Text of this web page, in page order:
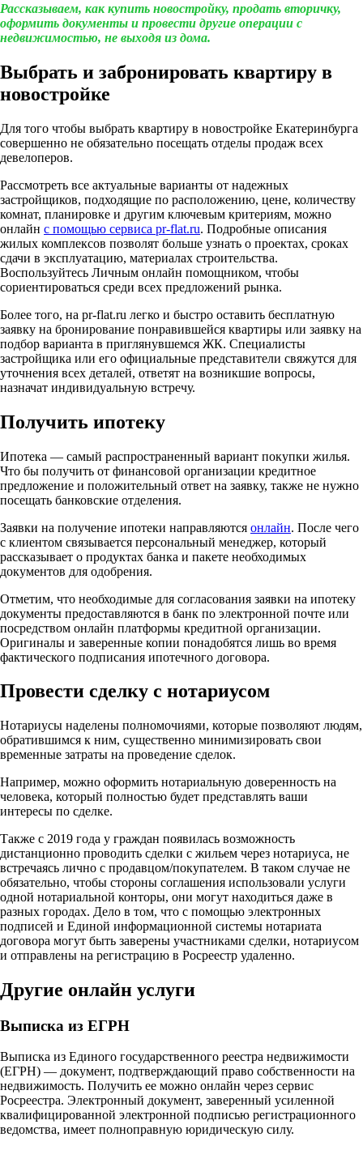
Рассказываем, как купить новостройку, продать вторичку,
оформить документы и провести другие операции с
недвижимостью, не выходя из дома.
Выбрать и забронировать квартиру в
новостройке
Для того чтобы выбрать квартиру в новостройке Екатеринбурга
совершенно не обязательно посещать отделы продаж всех
девелоперов.
Рассмотреть все актуальные варианты от надежных
застройщиков, подходящие по расположению, цене, количеству
комнат, планировке и другим ключевым критериям, можно
онлайн с помощью сервиса pr-flat.ru. Подробные описания
жилых комплексов позволят больше узнать о проектах, сроках
сдачи в эксплуатацию, материалах строительства.
Воспользуйтесь Личным онлайн помощником, чтобы
сориентироваться среди всех предложений рынка.
Более того, на pr-flat.ru легко и быстро оставить бесплатную
заявку на бронирование понравившейся квартиры или заявку на
подбор варианта в приглянувшемся ЖК. Специалисты
застройщика или его официальные представители свяжутся для
уточнения всех деталей, ответят на возникшие вопросы,
назначат индивидуальную встречу.
Получить ипотеку
Ипотека — самый распространенный вариант покупки жилья.
Что бы получить от финансовой организации кредитное
предложение и положительный ответ на заявку, также не нужно
посещать банковские отделения.
Заявки на получение ипотеки направляются онлайн. После чего
с клиентом связывается персональный менеджер, который
рассказывает о продуктах банка и пакете необходимых
документов для одобрения.
Отметим, что необходимые для согласования заявки на ипотеку
документы предоставляются в банк по электронной почте или
посредством онлайн платформы кредитной организации.
Оригиналы и заверенные копии понадобятся лишь во время
фактического подписания ипотечного договора.
Провести сделку с нотариусом
Нотариусы наделены полномочиями, которые позволяют людям,
обратившимся к ним, существенно минимизировать свои
временные затраты на проведение сделок.
Например, можно оформить нотариальную доверенность на
человека, который полностью будет представлять ваши
интересы по сделке.
Также с 2019 года у граждан появилась возможность
дистанционно проводить сделки с жильем через нотариуса, не
встречаясь лично с продавцом/покупателем. В таком случае не
обязательно, чтобы стороны соглашения использовали услуги
одной нотариальной конторы, они могут находиться даже в
разных городах. Дело в том, что с помощью электронных
подписей и Единой информационной системы нотариата
договора могут быть заверены участниками сделки, нотариусом
и отправлены на регистрацию в Росреестр удаленно.
Другие онлайн услуги
Выписка из ЕГРН
Выписка из Единого государственного реестра недвижимости
(ЕГРН) — документ, подтверждающий право собственности на
недвижимость. Получить ее можно онлайн через сервис
Росреестра. Электронный документ, заверенный усиленной
квалифицированной электронной подписью регистрационного
ведомства, имеет полноправную юридическую силу.